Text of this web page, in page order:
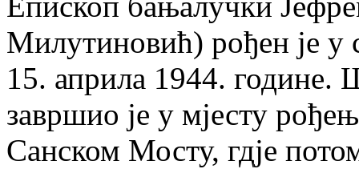
Милутиновић) рођен је у
15. априла 1944. године.
завршио је у мјесту
Санском Мосту, гдје